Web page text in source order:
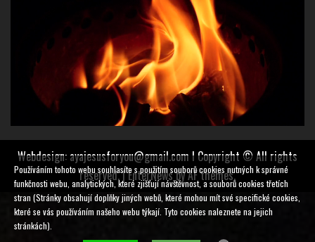
Webdesign: ayajesusforyou@gmail.com l Copyright © All rights
reserved.|EnterNewsby AF themes.
Používáním tohoto webu souhlasíte s použitím souborů cookies nutných k správné
funkčnosti webu, analytických, které zjišťují návštěvnost, a souborů cookies třetích
stran (Stránky obsahují doplňky jiných webů, které mohou mít své specifické cookies,
které se vás používáním našeho webu týkají. Tyto cookies naleznete na jejich
stránkách).